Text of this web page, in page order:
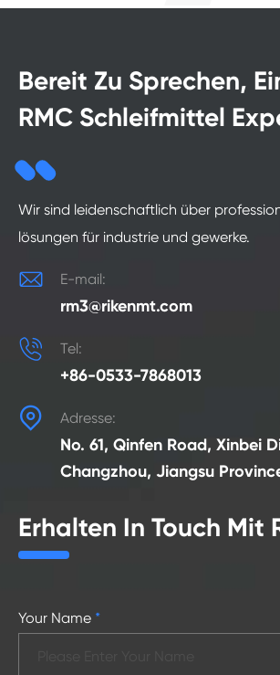
Bereit Zu Sprechen,
RMC Schleifmittel
Wir sind leidenschaftlich über
lösungen für industrie und gewerke.
 E-mail:
rm3@rikenmt.com
 Tel:
+86-0533-7868013
 Adresse:
No. 61, Qinfen Road, Xinbei
Changzhou, Jiangsu
Erhalten In Touch Mit
Your Name *